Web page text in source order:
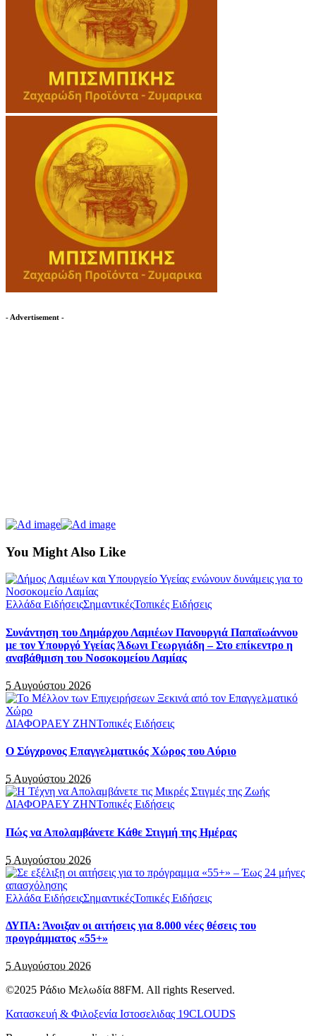
- Advertisement -
You Might Also Like
Ελλάδα ΕιδήσειςΣημαντικέςΤοπικές Ειδήσεις
Συνάντηση του Δημάρχου Λαμιέων Πανουργιά Παπαϊωάννου
με τον Υπουργό Υγείας Άδωνι Γεωργιάδη – Στο επίκεντρο η
αναβάθμιση του Νοσοκομείου Λαμίας
5 Αυγούστου 2026
ΔΙΑΦΟΡΑΕΥ ΖΗΝΤοπικές Ειδήσεις
Ο Σύγχρονος Επαγγελματικός Χώρος του Αύριο
5 Αυγούστου 2026
ΔΙΑΦΟΡΑΕΥ ΖΗΝΤοπικές Ειδήσεις
Πώς να Απολαμβάνετε Κάθε Στιγμή της Ημέρας
5 Αυγούστου 2026
Ελλάδα ΕιδήσειςΣημαντικέςΤοπικές Ειδήσεις
ΔΥΠΑ: Άνοιξαν οι αιτήσεις για 8.000 νέες θέσεις του
προγράμματος «55+»
5 Αυγούστου 2026
©2025 Ράδιο Μελωδία 88FM. All rights Reserved.
Κατασκευή & Φιλοξενία Ιστοσελιδας 19CLOUDS